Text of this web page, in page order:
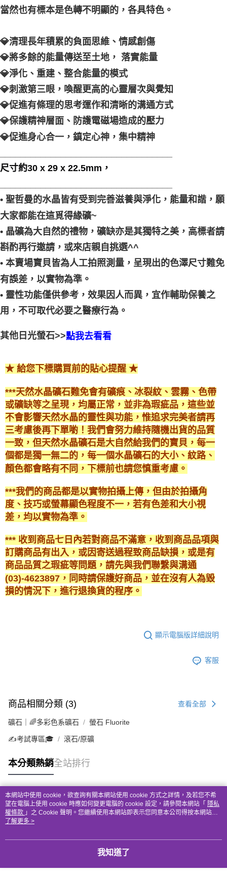
當然也有標本是色轉不明顯的，各具特色。
💎清理長年積累的負面思維、情感創傷
💎將多餘的能量傳送至土地， 落實能量
💎淨化、重建、整合能量的模式
💎刺激第三眼，喚醒更高的心靈層次與覺知
💎促進有條理的思考運作和清晰的溝通方式
💎保護精神層面、防護電磁場造成的壓力
💎促進身心合一，鎮定心神，集中精神
尺寸約30 x 29 x 22.5mm，
• 聖哲曼的水晶皆有受到完善滋養與淨化，能量和諧，願
大家都能在這覓得緣礦~
• 晶礦為大自然的禮物，礦缺亦是其獨特之美，高標者請
斟酌再行邀請，或來店親自挑選^^
• 本賣場寶貝皆為人工拍照測量，呈現出的色澤尺寸難免
有誤差，以實物為準。
• 靈性功能僅供參考，效果因人而異，宜作輔助保養之
用，不可取代必要之醫療行為。
其他日光螢石>>點我去看看
★ 給您下標購買前的貼心提醒 ★
***天然水晶礦石難免會有礦痕、冰裂紋、雲霧、色帶
或礦缺等之呈現，均屬正常，並非為瑕疵品，這些並
不會影響天然水晶的靈性與功能，惟追求完美者請再
三考慮後再下單喲！我們會努力維持隨機出貨的品質
一致，但天然水晶礦石是大自然給我們的寶貝，每一
個都是獨一無二的，每一個水晶礦石的大小、紋路、
顏色都會略有不同，下標前也請您慎重考慮。
***我們的商品都是以實物拍攝上傳，但由於拍攝角
度、技巧或螢幕顯色程度不一，若有色差和大小視
差，均以實物為準。
*** 收到商品七日內若對商品不滿意，收到商品品項與
訂購商品有出入，或因寄送過程致商品缺損，或是有
商品品質之瑕疵等問題，請先與我們聯繫與溝通
(03)-4623897，同時請保護好商品，並在沒有人為毀
損的情況下，進行退換貨的程序。
顯示電腦版詳細說明
客服
商品相關分類 (3) 查看全部
礦石｜🌈多彩色系礦石 螢石 Fluorite
✍️考試專區🎓 滾石/原礦
本分類熱銷全站排行
熱門標籤
本網站中使用 cookie，欲查詢有關本網站使用 cookie 方式之詳情，及若您不希
望在電腦上使用 cookie 時應如何變更電腦的 cookie 設定，請參閱本網站「 隱私
權條款 」之 Cookie 聲明。您繼續使用本網站即表示您同意本公司得按本網站使
用條款之 Cookie 聲明使用 cookie。
了解更多 >
我知道了